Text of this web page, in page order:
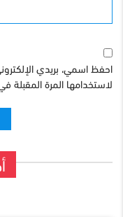
احفظ اسمي، بريدي
لاستخدامها المرة المقبلة